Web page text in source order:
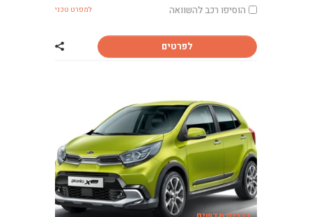
הוסיפו רכב להשוואה למפרט טכני
לפרטים שתף רכב אופל CORSA